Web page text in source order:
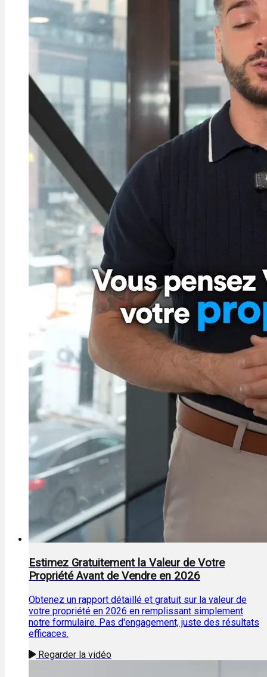
Estimez Gratuitement la Valeur de Votre
Propriété Avant de Vendre en 2026
Obtenez un rapport détaillé et gratuit sur la valeur de
votre propriété en 2026 en remplissant simplement
notre formulaire. Pas d'engagement, juste des résultats
efficaces.
Regarder la vidéo